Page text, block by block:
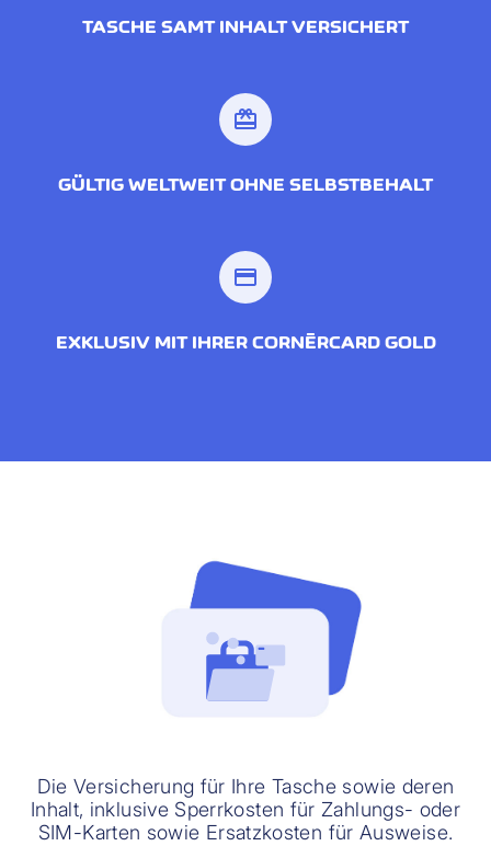
TASCHE SAMT INHALT VERSICHERT
redeem
GÜLTIG WELTWEIT OHNE SELBSTBEHALT
credit_card
EXKLUSIV MIT IHRER CORNÈRCARD GOLD
Die Versicherung für Ihre Tasche sowie deren
Inhalt, inklusive Sperrkosten für Zahlungs- oder
SIM-Karten sowie Ersatzkosten für Ausweise.